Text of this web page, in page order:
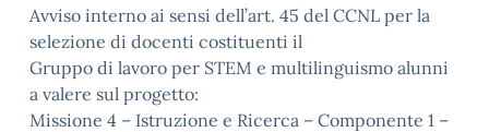
Avviso interno ai sensi dell’art. 45 del CCNL per la
selezione di docenti costituenti il
Gruppo di lavoro per STEM e multilinguismo alunni
a valere sul progetto:
Missione 4 – Istruzione e Ricerca – Componente 1 –